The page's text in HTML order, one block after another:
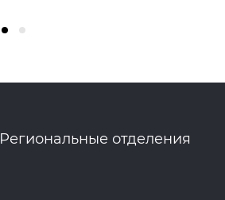
Региональные отделения